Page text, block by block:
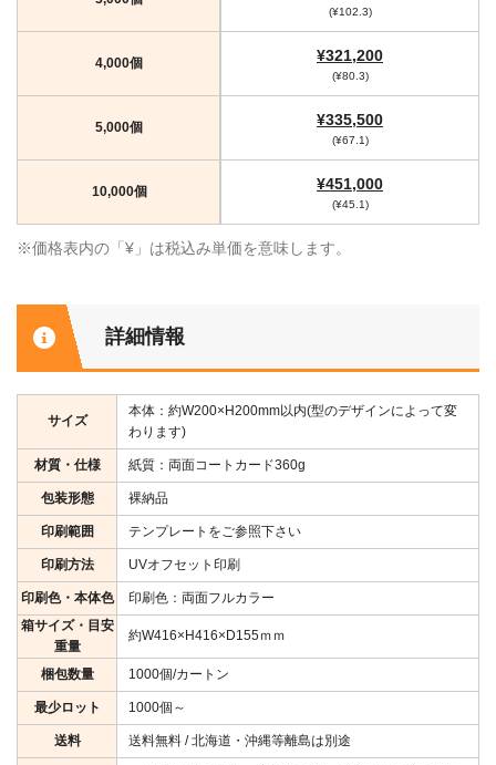
(¥102.3)
4,000個 ¥321,200
(¥80.3)
5,000個 ¥335,500
(¥67.1)
10,000個 ¥451,000
(¥45.1)
※価格表内の「¥」は税込み単価を意味します。
詳細情報
サイズ
本体：約W200×H200mm以内(型のデザインによって変
わります)
材質・仕様 紙質：両面コートカード360g
包装形態 裸納品
印刷範囲 テンプレートをご参照下さい
印刷方法 UVオフセット印刷
印刷色・本体色
印刷色：両面フルカラー
箱サイズ・目安
重量
約W416×H416×D155ｍｍ
梱包数量 1000個/カートン
最少ロット 1000個～
送料 送料無料 / 北海道・沖縄等離島は別途